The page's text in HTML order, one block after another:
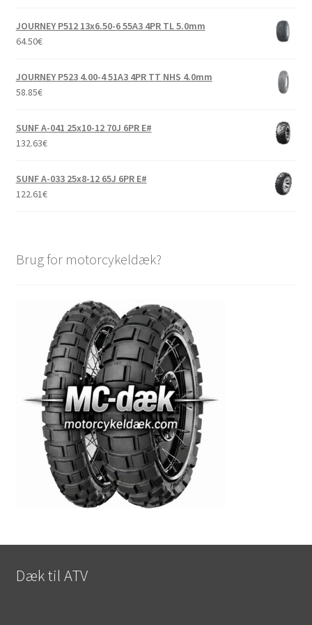
JOURNEY P512 13x6.50-6 55A3 4PR TL 5.0mm
64.50€
JOURNEY P523 4.00-4 51A3 4PR TT NHS 4.0mm
58.85€
SUNF A-041 25x10-12 70J 6PR E#
132.63€
SUNF A-033 25x8-12 65J 6PR E#
122.61€
Brug for motorcykeldæk?
Dæk til ATV